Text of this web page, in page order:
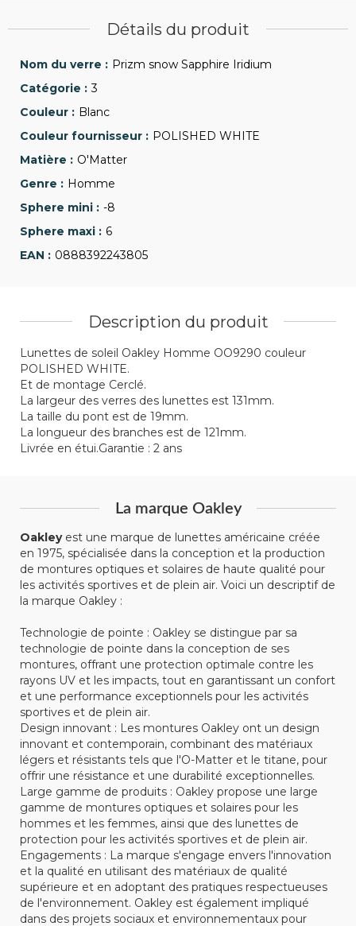
Détails du produit
Prizm snow Sapphire Iridium
3
Blanc
POLISHED WHITE
O'Matter
Homme
-8
6
0888392243805
Description du produit
Lunettes de soleil Oakley Homme OO9290 couleur
POLISHED WHITE.
Et de montage Cerclé.
La largeur des verres des lunettes est 131mm.
La taille du pont est de 19mm.
La longueur des branches est de 121mm.
Livrée en étui.Garantie : 2 ans
La marque Oakley
Oakleyest une marque de lunettes américaine créée
en 1975, spécialisée dans la conception et la production
de montures optiques et solaires de haute qualité pour
les activités sportives et de plein air. Voici un descriptif de
la marque Oakley :
Technologie de pointe : Oakley se distingue par sa
technologie de pointe dans la conception de ses
montures, offrant une protection optimale contre les
rayons UV et les impacts, tout en garantissant un confort
et une performance exceptionnels pour les activités
sportives et de plein air.
Design innovant : Les montures Oakley ont un design
innovant et contemporain, combinant des matériaux
légers et résistants tels que l'O-Matter et le titane, pour
offrir une résistance et une durabilité exceptionnelles.
Large gamme de produits : Oakley propose une large
gamme de montures optiques et solaires pour les
hommes et les femmes, ainsi que des lunettes de
protection pour les activités sportives et de plein air.
Engagements : La marque s'engage envers l'innovation
et la qualité en utilisant des matériaux de qualité
supérieure et en adoptant des pratiques respectueuses
de l'environnement. Oakley est également impliqué
dans des projets sociaux et environnementaux pour